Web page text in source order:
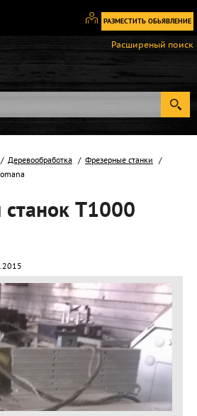
РАЗМЕСТИТЬ ОБЬЯВЛЕНИЕ
Вход
Регистрация
Расширеный поиск
Деревообработка
Фрезерные станки
T1000